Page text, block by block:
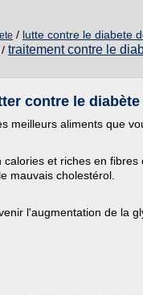
/ lutte contre le diabete
/ traitement contre le
contre le diabète
meilleurs aliments que
et riches en
mauvais cholestérol.
l'augmentation de la